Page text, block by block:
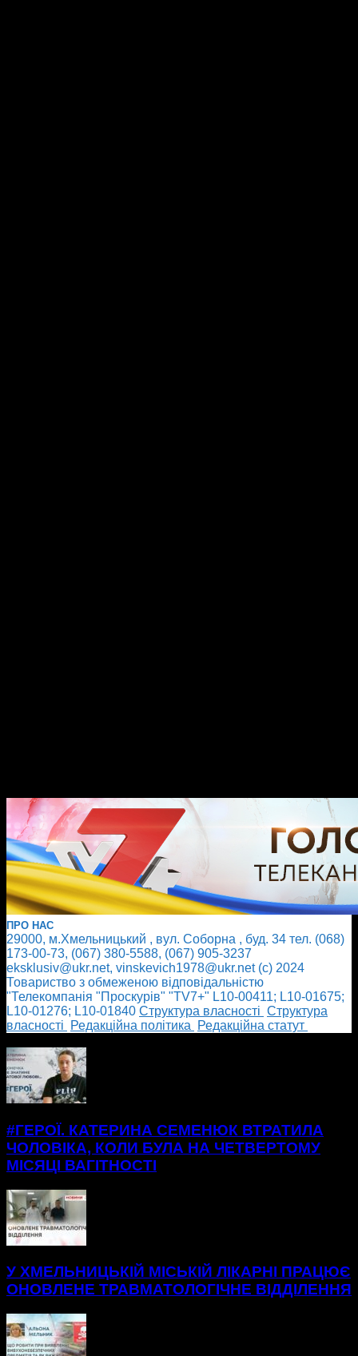
ПРО НАС
29000, м.Хмельницький , вул. Соборна , буд. 34 тел. (068)
173-00-73, (067) 380-5588, (067) 905-3237
eksklusiv@ukr.net, vinskevich1978@ukr.net (с) 2024
Товариство з обмеженою відповідальністю
"Телекомпанія "Проскурів" "TV7+" L10-00411; L10-01675;
L10-01276; L10-01840 Cтруктура власності Cтруктура
власності
Редакційна політика
Редакційна статут
#ГЕРОЇ. КАТЕРИНА СЕМЕНЮК ВТРАТИЛА
ЧОЛОВІКА, КОЛИ БУЛА НА ЧЕТВЕРТОМУ
МІСЯЦІ ВАГІТНОСТІ
У ХМЕЛЬНИЦЬКІЙ МІСЬКІЙ ЛІКАРНІ ПРАЦЮЄ
ОНОВЛЕНЕ ТРАВМАТОЛОГІЧНЕ ВІДДІЛЕННЯ